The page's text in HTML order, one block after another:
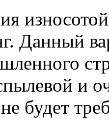
Данный
и
будет